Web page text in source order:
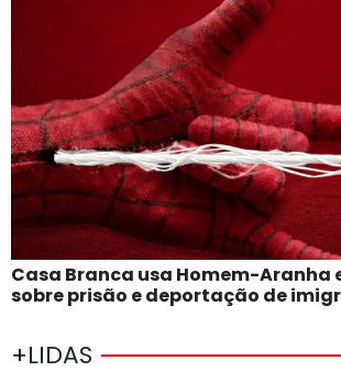
Casa Branca usa Homem-Aranha
sobre prisão e deportação de
+LIDAS